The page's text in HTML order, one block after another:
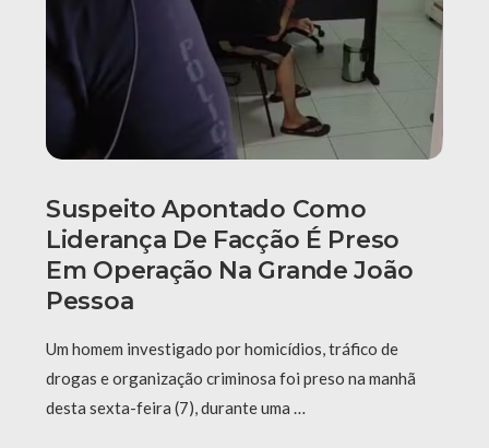
Suspeito Apontado Como
Liderança De Facção É Preso
Em Operação Na Grande João
Pessoa
Um homem investigado por homicídios, tráfico de
drogas e organização criminosa foi preso na manhã
desta sexta-feira (7), durante uma …